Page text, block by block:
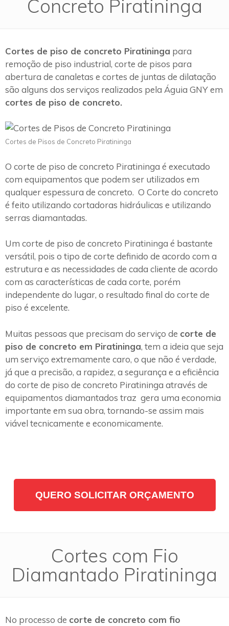
Concreto Piratininga
Cortes de piso de concreto Piratininga para
remoção de piso industrial, corte de pisos para
abertura de canaletas e cortes de juntas de dilatação
são alguns dos serviços realizados pela Águia GNY em
cortes de piso de concreto.
Cortes de Pisos de Concreto Piratininga
O corte de piso de concreto Piratininga é executado
com equipamentos que podem ser utilizados em
qualquer espessura de concreto. O Corte do concreto
é feito utilizando cortadoras hidráulicas e utilizando
serras diamantadas.
Um corte de piso de concreto Piratininga é bastante
versátil, pois o tipo de corte definido de acordo com a
estrutura e as necessidades de cada cliente de acordo
com as características de cada corte, porém
independente do lugar, o resultado final do corte de
piso é excelente.
Muitas pessoas que precisam do serviço de corte de
piso de concreto em Piratininga, tem a ideia que seja
um serviço extremamente caro, o que não é verdade,
já que a precisão, a rapidez, a segurança e a eficiência
do corte de piso de concreto Piratininga através de
equipamentos diamantados traz gera uma economia
importante em sua obra, tornando-se assim mais
viável tecnicamente e economicamente.
QUERO SOLICITAR ORÇAMENTO
Cortes com Fio
Diamantado Piratininga
No processo de corte de concreto com fio